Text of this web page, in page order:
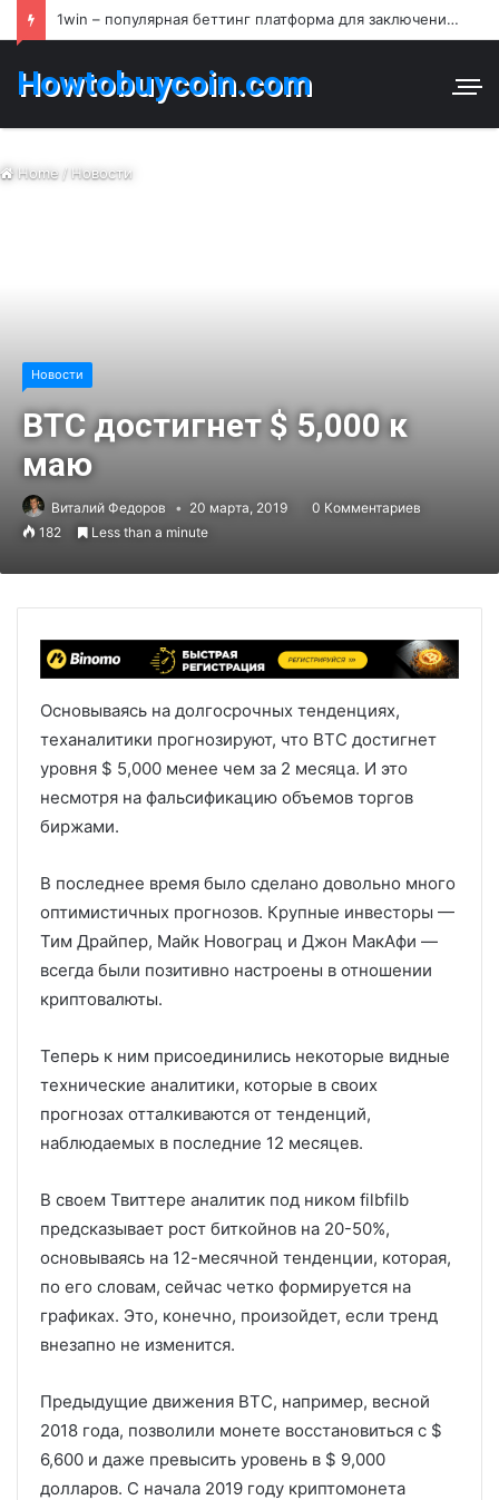
1win – популярная беттинг платформа для заключения пари и азартных игр в Узбекистане
Howtobuycoin.com
Home/Новости
Новости
BTC достигнет $ 5,000 к
маю
Виталий Федоров 20 марта, 2019
0 Комментариев
182
Less than a minute
Основываясь на долгосрочных тенденциях,
теханалитики прогнозируют, что BTC достигнет
уровня $ 5,000 менее чем за 2 месяца. И это
несмотря на фальсификацию объемов торгов
биржами.
В последнее время было сделано довольно много
оптимистичных прогнозов. Крупные инвесторы —
Тим Драйпер, Майк Новограц и Джон МакАфи —
всегда были позитивно настроены в отношении
криптовалюты.
Теперь к ним присоединились некоторые видные
технические аналитики, которые в своих
прогнозах отталкиваются от тенденций,
наблюдаемых в последние 12 месяцев.
В своем Твиттере аналитик под ником filbfilb
предсказывает рост биткойнов на 20-50%,
основываясь на 12-месячной тенденции, которая,
по его словам, сейчас четко формируется на
графиках. Это, конечно, произойдет, если тренд
внезапно не изменится.
Предыдущие движения BTC, например, весной
2018 года, позволили монете восстановиться с $
6,600 и даже превысить уровень в $ 9,000
долларов. С начала 2019 году криптомонета